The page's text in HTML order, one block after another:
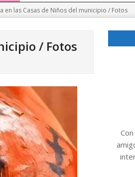
en las Casas de Niños del municipio / Fotos
/ Fotos